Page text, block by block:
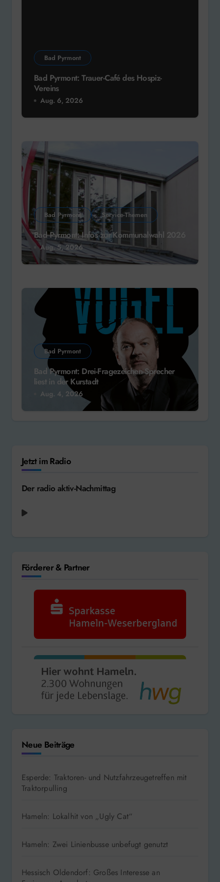
Bad Pyrmont
Bad Pyrmont: Trauer-Café des Hospiz-
Vereins
Aug. 6, 2026
Bad Pyrmont Service-Themen
Bad Pyrmont: Infos zur Kommunalwahl 2026
Aug. 5, 2026
Bad Pyrmont
Bad Pyrmont: Drei-Fragezeichen-Sprecher
liest in der Kurstadt
Aug. 4, 2026
Jetzt im Radio
Der radio aktiv-Nachmittag
Förderer & Partner
Neue Beiträge
Esperde: Traktoren- und Nutzfahrzeugetreffen mit
Traktorpulling
Hameln: Lokalhit von „Ugly Cat“
Hameln: Zwei Linienbusse unbefugt genutzt
Hessisch Oldendorf: Großes Interesse an